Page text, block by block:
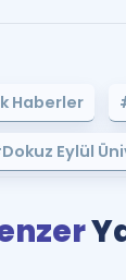
Haberler
Eylül